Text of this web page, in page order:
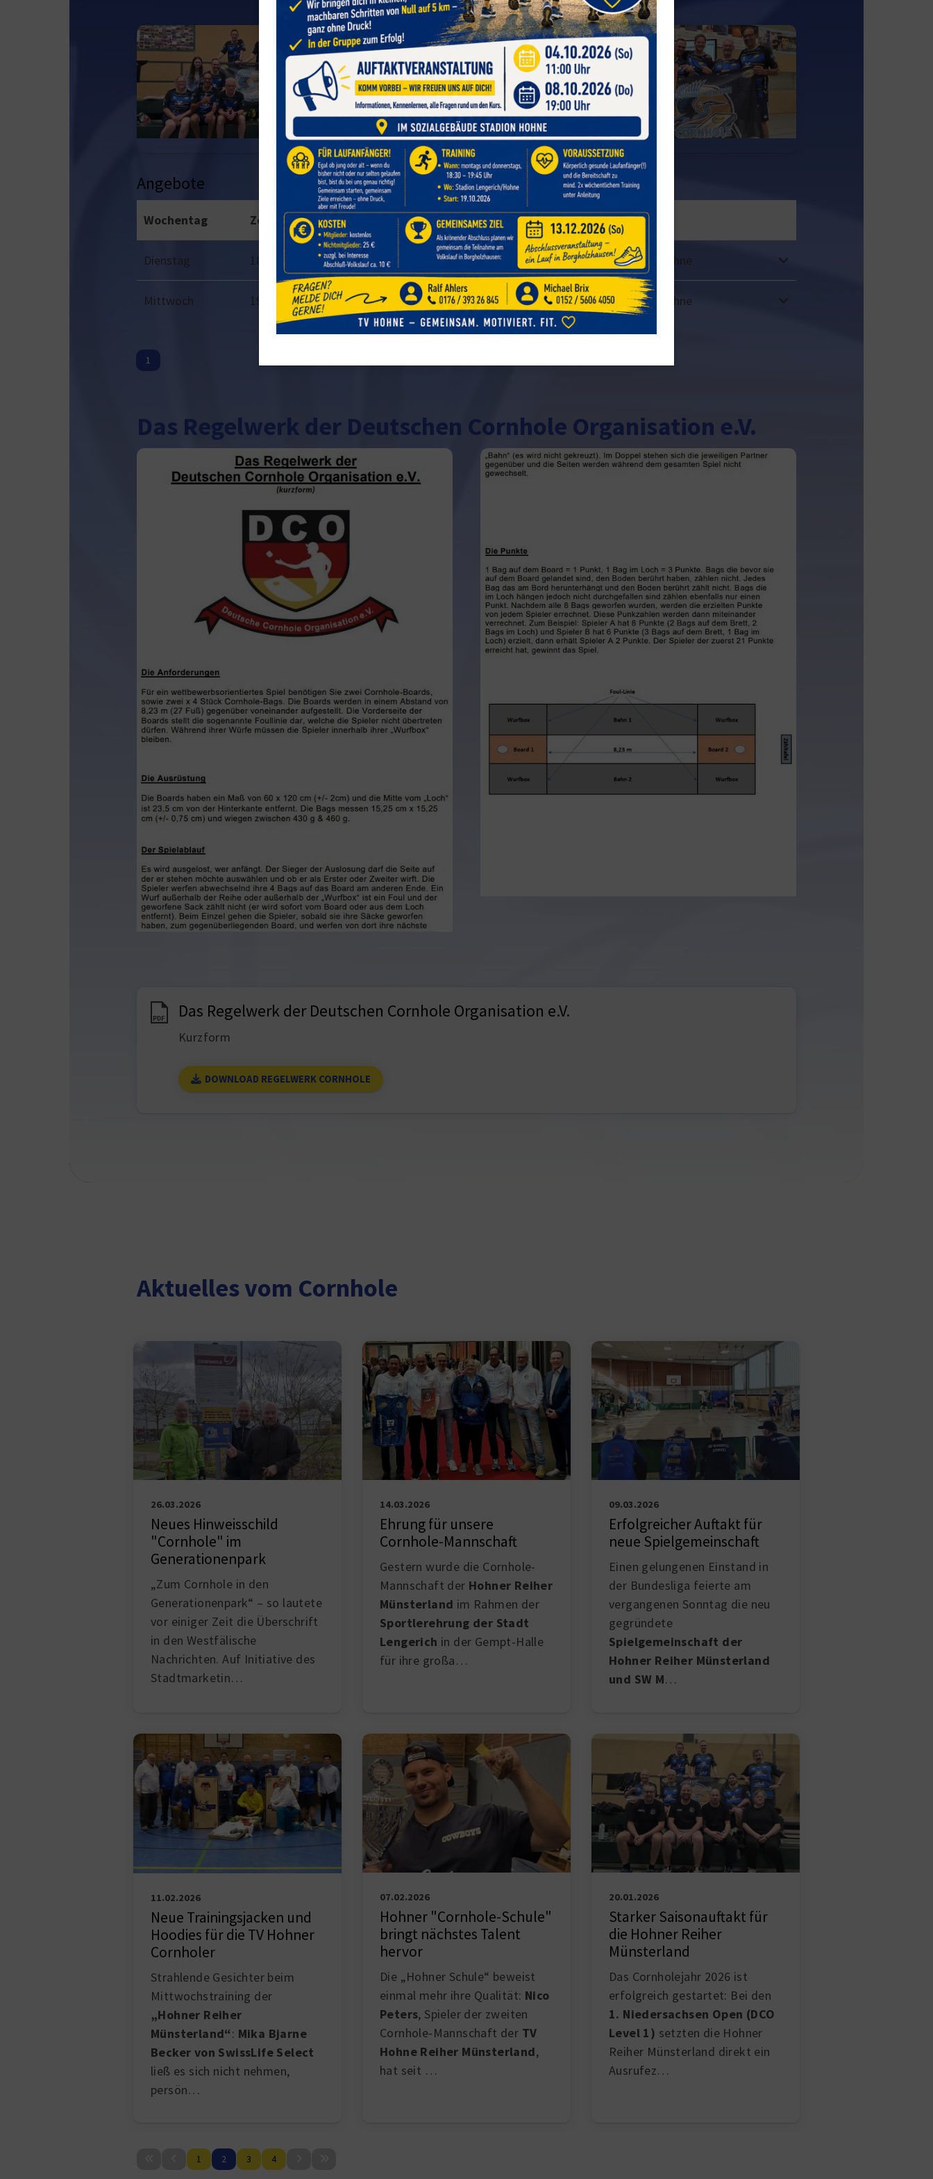
Angebote
Wochentag Zeit Angebot
Ort
Weitere Informationen
Dienstag
18:00 – Cornhole mit Manfred Sporthalle Grundschule Hohne
Mittwoch 19:00 20:30 Cornhole mit Manfred Sporthalle Grundschule Hohne
1
Das Regelwerk der Deutschen Cornhole Organisation e.V.
PDF Das Regelwerk der Deutschen Cornhole Organisation e.V.
Kurzform
DOWNLOAD REGELWERK CORNHOLE
Aktuelles vom Cornhole
26.03.2026
Neues Hinweisschild
"Cornhole" im
Generationenpark
„Zum Cornhole in den
Generationenpark“ – so lautete
vor einiger Zeit die Überschrift
in den Westfälische
Nachrichten. Auf Initiative des
Stadtmarketin…
14.03.2026
Ehrung für unsere
Cornhole-Mannschaft
Gestern wurde die Cornhole-
Mannschaft der Hohner Reiher
Münsterland im Rahmen der
Sportlerehrung der Stadt
Lengerich in der Gempt-Halle
für ihre großa…
09.03.2026
Erfolgreicher Auftakt für
neue Spielgemeinschaft
Einen gelungenen Einstand in
der Bundesliga feierte am
vergangenen Sonntag die neu
gegründete
Spielgemeinschaft der
Hohner Reiher Münsterland
und SW M…
11.02.2026
Neue Trainingsjacken und
Hoodies für die TV Hohner
Cornholer
Strahlende Gesichter beim
Mittwochstraining der
„Hohner Reiher
Münsterland“: Mika Bjarne
Becker von SwissLife Select
ließ es sich nicht nehmen,
persön…
07.02.2026
Hohner "Cornhole-Schule"
bringt nächstes Talent
hervor
Die „Hohner Schule“ beweist
einmal mehr ihre Qualität: Nico
Peters, Spieler der zweiten
Cornhole-Mannschaft der TV
Hohne Reiher Münsterland,
hat seit …
20.01.2026
Starker Saisonauftakt für
die Hohner Reiher
Münsterland
Das Cornholejahr 2026 ist
erfolgreich gestartet: Bei den
1. Niedersachsen Open (DCO
Level 1) setzten die Hohner
Reiher Münsterland direkt ein
Ausrufez…
1 2 3 4